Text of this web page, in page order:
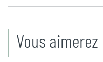
Vous aimerez